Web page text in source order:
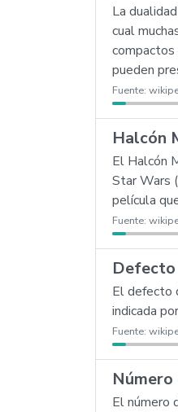
La
cual
pueden
Fuente:
Halcón
El Halcón
Star Wars
película
Fuente:
Defecto
El defecto
indicada
Fuente:
Número
El número